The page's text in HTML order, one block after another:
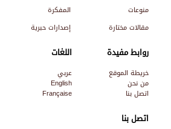
اتصل بنا
منوعات
المفكرة
مقالات مختارة
إصدارات حبرية
روابط مفيدة
خريطة الموقع
من نحن
اتصل بنا
اللغات
عربي
English
Française